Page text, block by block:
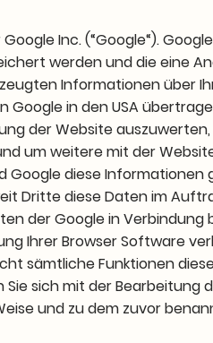
Inc. (“Google“).
werden und die eine
Informationen über
Google in den USA
der Website
um weitere mit der
diese Informationen
Dritte diese Daten im
der Google in Verbindung
Ihrer Browser Software
sämtliche Funktionen
sich mit der Bearbeitung
und zu dem zuvor